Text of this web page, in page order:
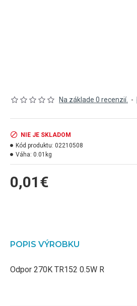
Na základe 0 recenzií. -
0,01€
NIE JE SKLADOM
Kód produktu: 02210508
Váha: 0.01kg
POPIS VÝROBKU
Odpor 270K TR152 0.5W R